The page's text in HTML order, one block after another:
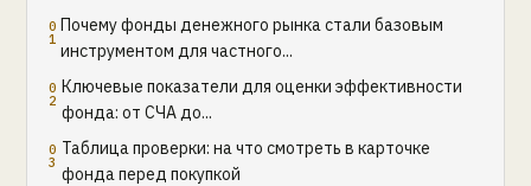
Почему фонды денежного рынка стали базовым
инструментом для частного...
Ключевые показатели для оценки эффективности
фонда: от СЧА до...
Таблица проверки: на что смотреть в карточке
фонда перед покупкой